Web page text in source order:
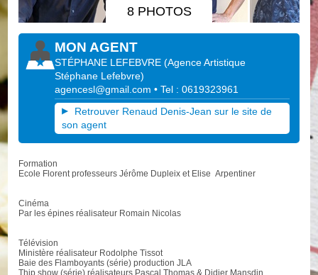
8 PHOTOS
MON AGENT
STÉPHANE LEFEBVRE (Agence Artistique
Stéphane Lefebvre)
agencesl@gmail.com • Tel : 0619323961
Retrouver Renaud Denis-Jean sur le site de
son agent
Formation
Ecole Florent professeurs Jérôme Dupleix et Elise Arpentiner
Cinéma
Par les épines réalisateur Romain Nicolas
Télévision
Ministère réalisateur Rodolphe Tissot
Baie des Flamboyants (série) production JLA
Thip show (série) réalisateurs Pascal Thomas & Didier Mansdin